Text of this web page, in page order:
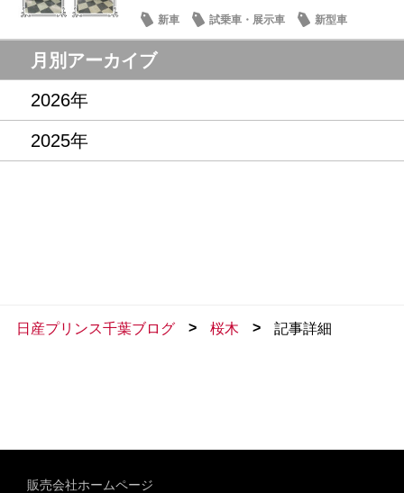
新車 試乗車・展示車 新型車
月別アーカイブ
2026年
2025年
日産プリンス千葉ブログ > 桜木 > 記事詳細
販売会社ホームページ